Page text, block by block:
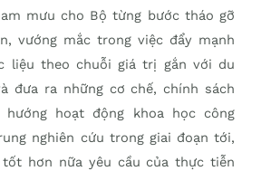
mưu cho Bộ từng bước tháo gỡ
vướng mắc trong việc đẩy mạnh
liệu theo chuỗi giá trị gắn với du
đưa ra những cơ chế, chính sách
hoạt động khoa học công
nghiên cứu trong giai đoạn tới,
tốt hơn nữa yêu cầu của thực tiễn